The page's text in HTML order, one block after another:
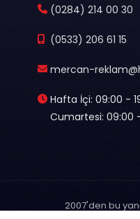
(0284) 214 00 30
(0533) 206 61 15
mercan-
Hafta İçi: 09:00 -
Cumartesi: 09:00
2007'den bu